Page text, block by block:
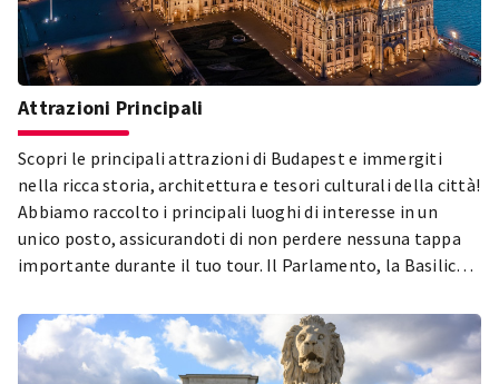
Attrazioni Principali
Scopri le principali attrazioni di Budapest e immergiti
nella ricca storia, architettura e tesori culturali della città!
Abbiamo raccolto i principali luoghi di interesse in un
unico posto, assicurandoti di non perdere nessuna tappa
importante durante il tuo tour. Il Parlamento, la Basilica
della Città e il Quartiere Ebraico di Pest – solo alcune delle
tappe imperdibili durante la tua visita a Budapest! Esplora
le attrazioni più belle e popolari della città e lasciati